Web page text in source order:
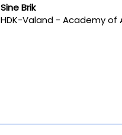
Sine Brik
HDK-Valand - Academy of